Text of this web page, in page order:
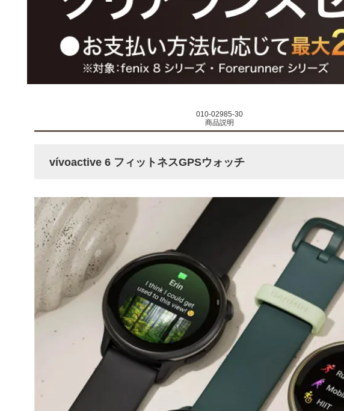
010-02985-30
商品説明
vívoactive 6 フィットネスGPSウォッチ